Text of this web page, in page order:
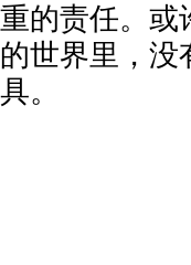
重的责任。或
的世界里，没
具。